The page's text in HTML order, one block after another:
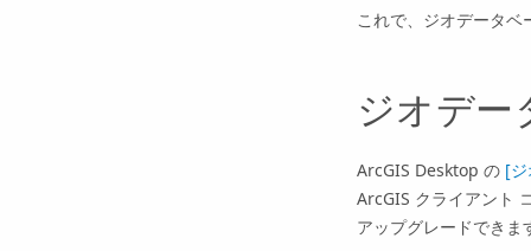
これで、ジオデータベ
ジオデー
ArcGIS Desktop の [
ArcGIS クライアント
アップグレードできま